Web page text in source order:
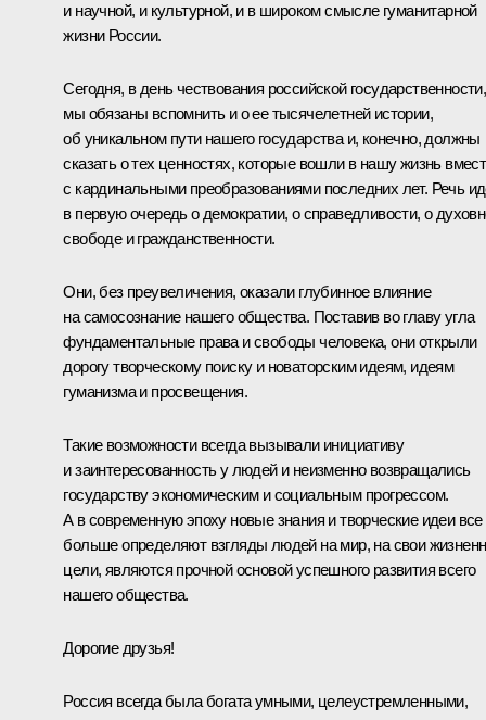
и научной, и культурной, и в широком смысле гуманитарной
жизни России.
Сегодня, в день чествования российской государственности,
мы обязаны вспомнить и о ее тысячелетней истории,
об уникальном пути нашего государства и, конечно, должны
сказать о тех ценностях, которые вошли в нашу жизнь
с кардинальными преобразованиями последних лет. Речь
в первую очередь о демократии, о справедливости, о
свободе и гражданственности.
Они, без преувеличения, оказали глубинное влияние
на самосознание нашего общества. Поставив во главу угла
фундаментальные права и свободы человека, они открыли
дорогу творческому поиску и новаторским идеям, идеям
гуманизма и просвещения.
Такие возможности всегда вызывали инициативу
и заинтересованность у людей и неизменно возвращались
государству экономическим и социальным прогрессом.
А в современную эпоху новые знания и творческие идеи все
больше определяют взгляды людей на мир, на свои
цели, являются прочной основой успешного развития всего
нашего общества.
Дорогие друзья!
Россия всегда была богата умными, целеустремленными,